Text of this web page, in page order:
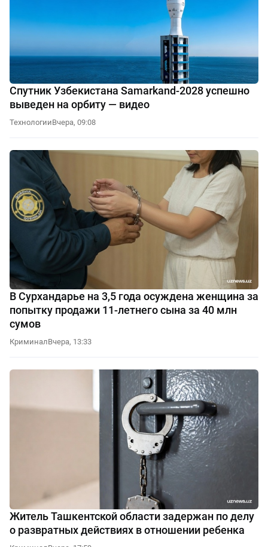
Спутник Узбекистана Samarkand-2028 успешно
выведен на орбиту — видео
ТехнологииВчера, 09:08
В Сурхандарье на 3,5 года осуждена женщина за
попытку продажи 11-летнего сына за 40 млн
сумов
КриминалВчера, 13:33
Житель Ташкентской области задержан по делу
о развратных действиях в отношении ребенка